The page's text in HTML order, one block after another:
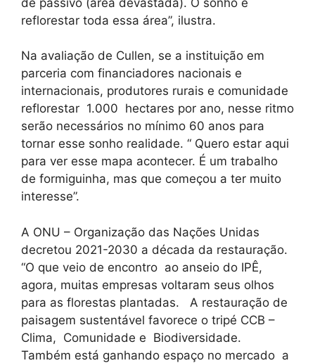
reflorestar toda essa área”, ilustra.
Na avaliação de Cullen, se a instituição em
parceria com financiadores nacionais e
internacionais, produtores rurais e comunidade
reflorestar 1.000 hectares por ano, nesse ritmo
serão necessários no mínimo 60 anos para
tornar esse sonho realidade. “ Quero estar aqui
para ver esse mapa acontecer. É um trabalho
de formiguinha, mas que começou a ter muito
interesse”.
A ONU – Organização das Nações Unidas
decretou 2021-2030 a década da restauração.
“O que veio de encontro ao anseio do IPÊ,
agora, muitas empresas voltaram seus olhos
para as florestas plantadas. A restauração de
paisagem sustentável favorece o tripé CCB –
Clima, Comunidade e Biodiversidade.
Também está ganhando espaço no mercado a